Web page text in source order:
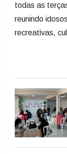
todas as
reunindo
recreativas,